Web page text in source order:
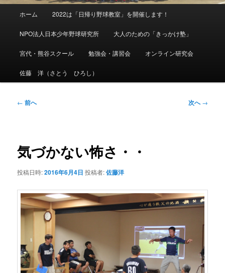
ホーム 2022は「日帰り野球教室」を開催します！
NPO法人日本少年野球研究所 大人のための「きっかけ塾」
宮代・熊谷スクール 勉強会・講習会 オンライン研究会
佐藤 洋（さとう ひろし）
投
ゲ
ー
ョ
← 前へ 次へ→
気づかない怖さ・・
投稿日時:2016年6月4日 投稿者:佐藤洋